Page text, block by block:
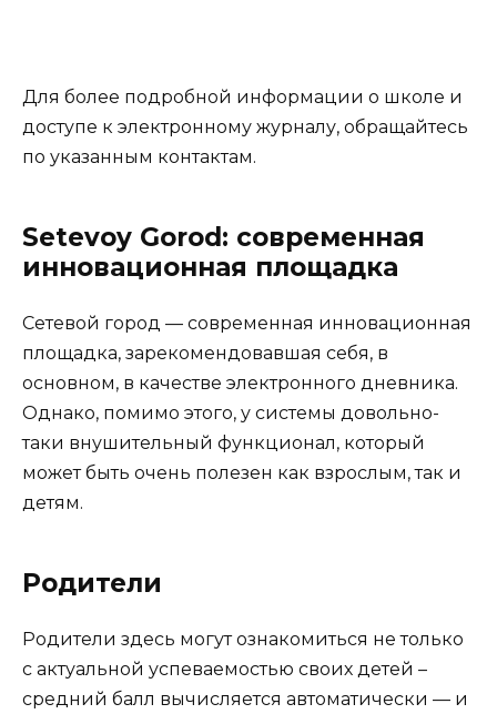
Для более подробной информации о школе и
доступе к электронному журналу, обращайтесь
по указанным контактам.
Setevoy Gorod: современная
инновационная площадка
Сетевой город — современная инновационная
площадка, зарекомендовавшая себя, в
основном, в качестве электронного дневника.
Однако, помимо этого, у системы довольно-
таки внушительный функционал, который
может быть очень полезен как взрослым, так и
детям.
Родители
Родители здесь могут ознакомиться не только
с актуальной успеваемостью своих детей –
средний балл вычисляется автоматически — и